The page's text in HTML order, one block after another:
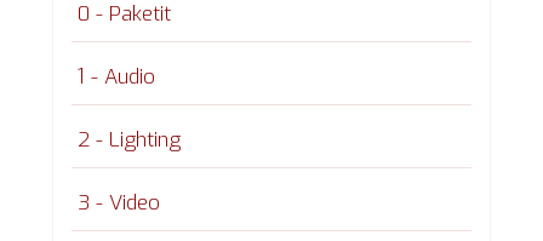
0 - Paketit
1 - Audio
2 - Lighting
3 - Video